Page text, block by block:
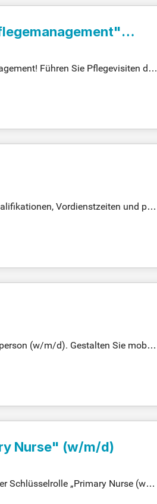
Führen Sie Pflegevisiten dur
Vordienstzeiten und per
(w/m/d). Gestalten Sie mobile
optimalen Patientenbetreuung.
Nurse" (w/m/d)
Schlüsselrolle „Primary Nurse (w/